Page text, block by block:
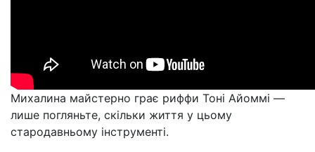
Михалина майстерно грає риффи Тоні Айоммі —
лише погляньте, скільки життя у цьому
стародавньому інструменті.